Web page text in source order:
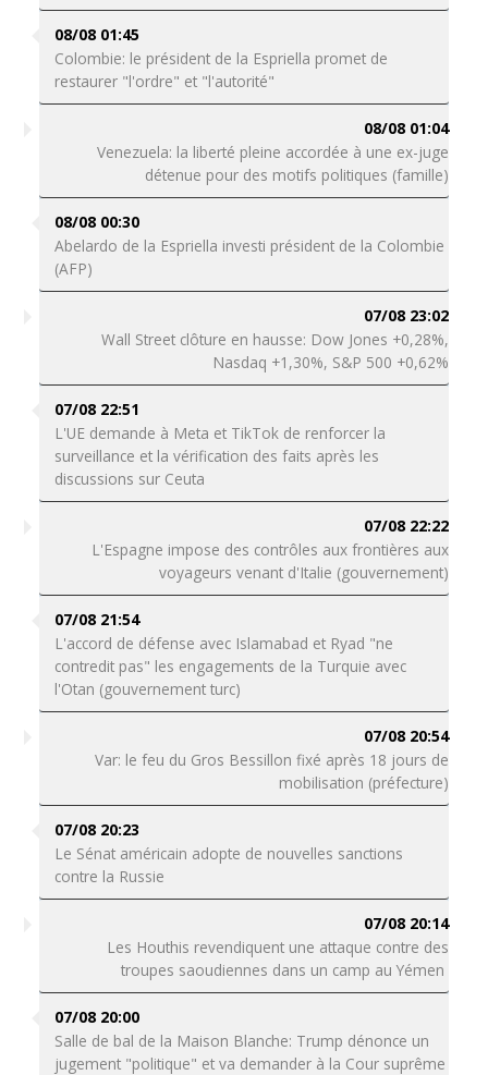
08/08 01:45
Colombie: le président de la Espriella promet de
restaurer "l'ordre" et "l'autorité"
08/08 01:04
Venezuela: la liberté pleine accordée à une ex-juge
détenue pour des motifs politiques (famille)
08/08 00:30
Abelardo de la Espriella investi président de la Colombie
(AFP)
07/08 23:02
Wall Street clôture en hausse: Dow Jones +0,28%,
Nasdaq +1,30%, S&P 500 +0,62%
07/08 22:51
L'UE demande à Meta et TikTok de renforcer la
surveillance et la vérification des faits après les
discussions sur Ceuta
07/08 22:22
L'Espagne impose des contrôles aux frontières aux
voyageurs venant d'Italie (gouvernement)
07/08 21:54
L'accord de défense avec Islamabad et Ryad "ne
contredit pas" les engagements de la Turquie avec
l'Otan (gouvernement turc)
07/08 20:54
Var: le feu du Gros Bessillon fixé après 18 jours de
mobilisation (préfecture)
07/08 20:23
Le Sénat américain adopte de nouvelles sanctions
contre la Russie
07/08 20:14
Les Houthis revendiquent une attaque contre des
troupes saoudiennes dans un camp au Yémen
07/08 20:00
Salle de bal de la Maison Blanche: Trump dénonce un
jugement "politique" et va demander à la Cour suprême